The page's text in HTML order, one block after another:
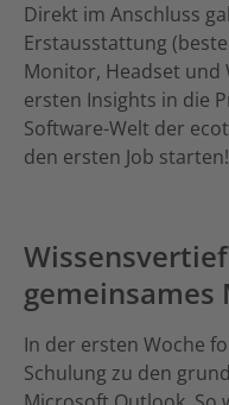
Direkt im Anschluss
Erstausstattung
Monitor, Headset und
ersten Insights in die
Software-Welt der
den ersten Job starten!
gemeinsames
In der ersten Woche
Schulung zu den